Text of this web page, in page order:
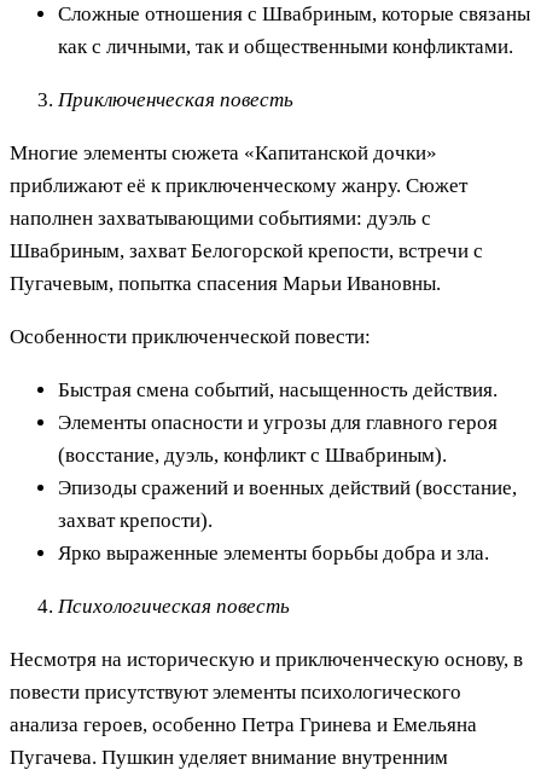
Сложные отношения с Швабриным, которые связаны
как с личными, так и общественными конфликтами.
Приключенческая повесть
Многие элементы сюжета «Капитанской дочки»
приближают её к приключенческому жанру. Сюжет
наполнен захватывающими событиями: дуэль с
Швабриным, захват Белогорской крепости, встречи с
Пугачевым, попытка спасения Марьи Ивановны.
Особенности приключенческой повести:
Быстрая смена событий, насыщенность действия.
Элементы опасности и угрозы для главного героя
(восстание, дуэль, конфликт с Швабриным).
Эпизоды сражений и военных действий (восстание,
захват крепости).
Ярко выраженные элементы борьбы добра и зла.
Психологическая повесть
Несмотря на историческую и приключенческую основу, в
повести присутствуют элементы психологического
анализа героев, особенно Петра Гринева и Емельяна
Пугачева. Пушкин уделяет внимание внутренним